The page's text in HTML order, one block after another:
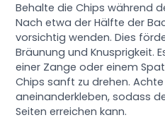
Behalte die Chips während
Nach etwa der Hälfte der
vorsichtig wenden. Dies
Bräunung und Knusprigkeit.
einer Zange oder einem
Chips sanft zu drehen.
aneinanderkleben, sodass
Seiten erreichen kann.